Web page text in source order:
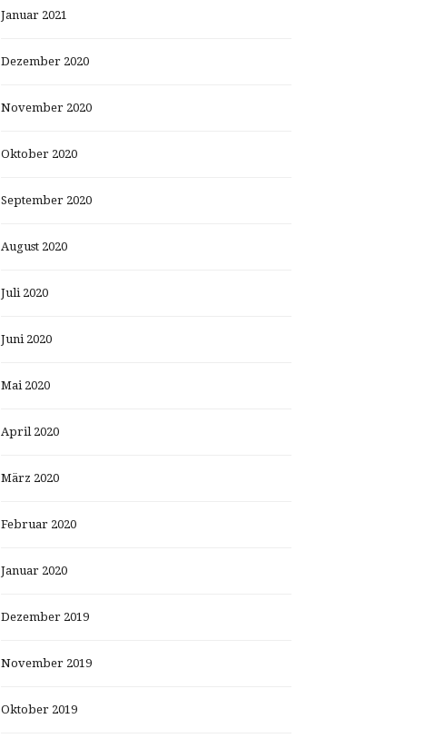
Januar 2021
Dezember 2020
November 2020
Oktober 2020
September 2020
August 2020
Juli 2020
Juni 2020
Mai 2020
April 2020
März 2020
Februar 2020
Januar 2020
Dezember 2019
November 2019
Oktober 2019